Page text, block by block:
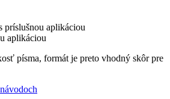
príslušnou aplikáciou
aplikáciou
písma, formát je preto vhodný skôr pre